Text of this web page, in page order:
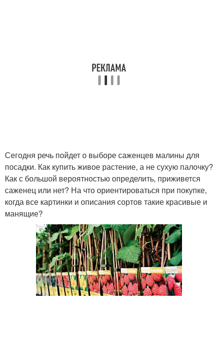
Сегодня речь пойдет о выборе саженцев малины для
посадки. Как купить живое растение, а не сухую палочку?
Как с большой вероятностью определить, приживется
саженец или нет? На что ориентироваться при покупке,
когда все картинки и описания сортов такие красивые и
манящие?